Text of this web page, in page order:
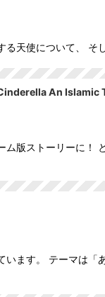
る天使について、
An Islamic
ム版ストーリーに！
います。 テーマは